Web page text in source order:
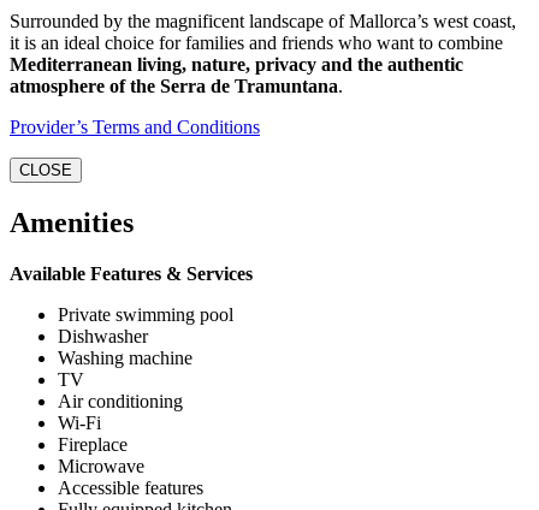
Surrounded by the magnificent landscape of Mallorca’s west coast,
it is an ideal choice for families and friends who want to combine
Mediterranean living, nature, privacy and the authentic
atmosphere of the Serra de Tramuntana.
Provider’s Terms and Conditions
CLOSE
Amenities
Available Features & Services
Private swimming pool
Dishwasher
Washing machine
TV
Air conditioning
Wi-Fi
Fireplace
Microwave
Accessible features